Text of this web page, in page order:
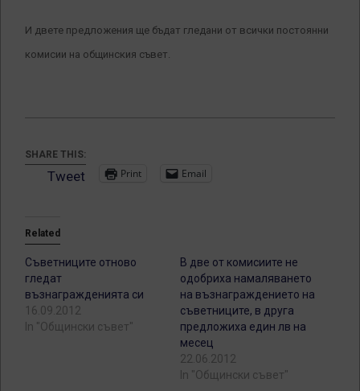
И двете предложения ще бъдат гледани от всички постоянни
комисии на общинския съвет.
SHARE THIS:
Tweet Print Email
Related
Съветниците отново
гледат
възнагражденията си
16.09.2012
In "Общински съвет"
В две от комисиите не
одобриха намаляването
на възнаграждението на
съветниците, в друга
предложиха един лв на
месец
22.06.2012
In "Общински съвет"